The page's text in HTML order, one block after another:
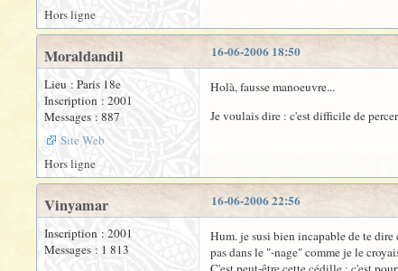
Hors ligne
16-06-2006 18:50
Moraldandil
Lieu : Paris 18e
Inscription : 2001
Messages : 887
Site Web
Holà, fausse manoeuvre...
Je voulais dire : c'est difficile de
Hors ligne
16-06-2006 22:56
Vinyamar
Inscription : 2001
Messages : 1 813
Hum. je susi bien incapable de te dire
pas dans le "-nage" comme je le